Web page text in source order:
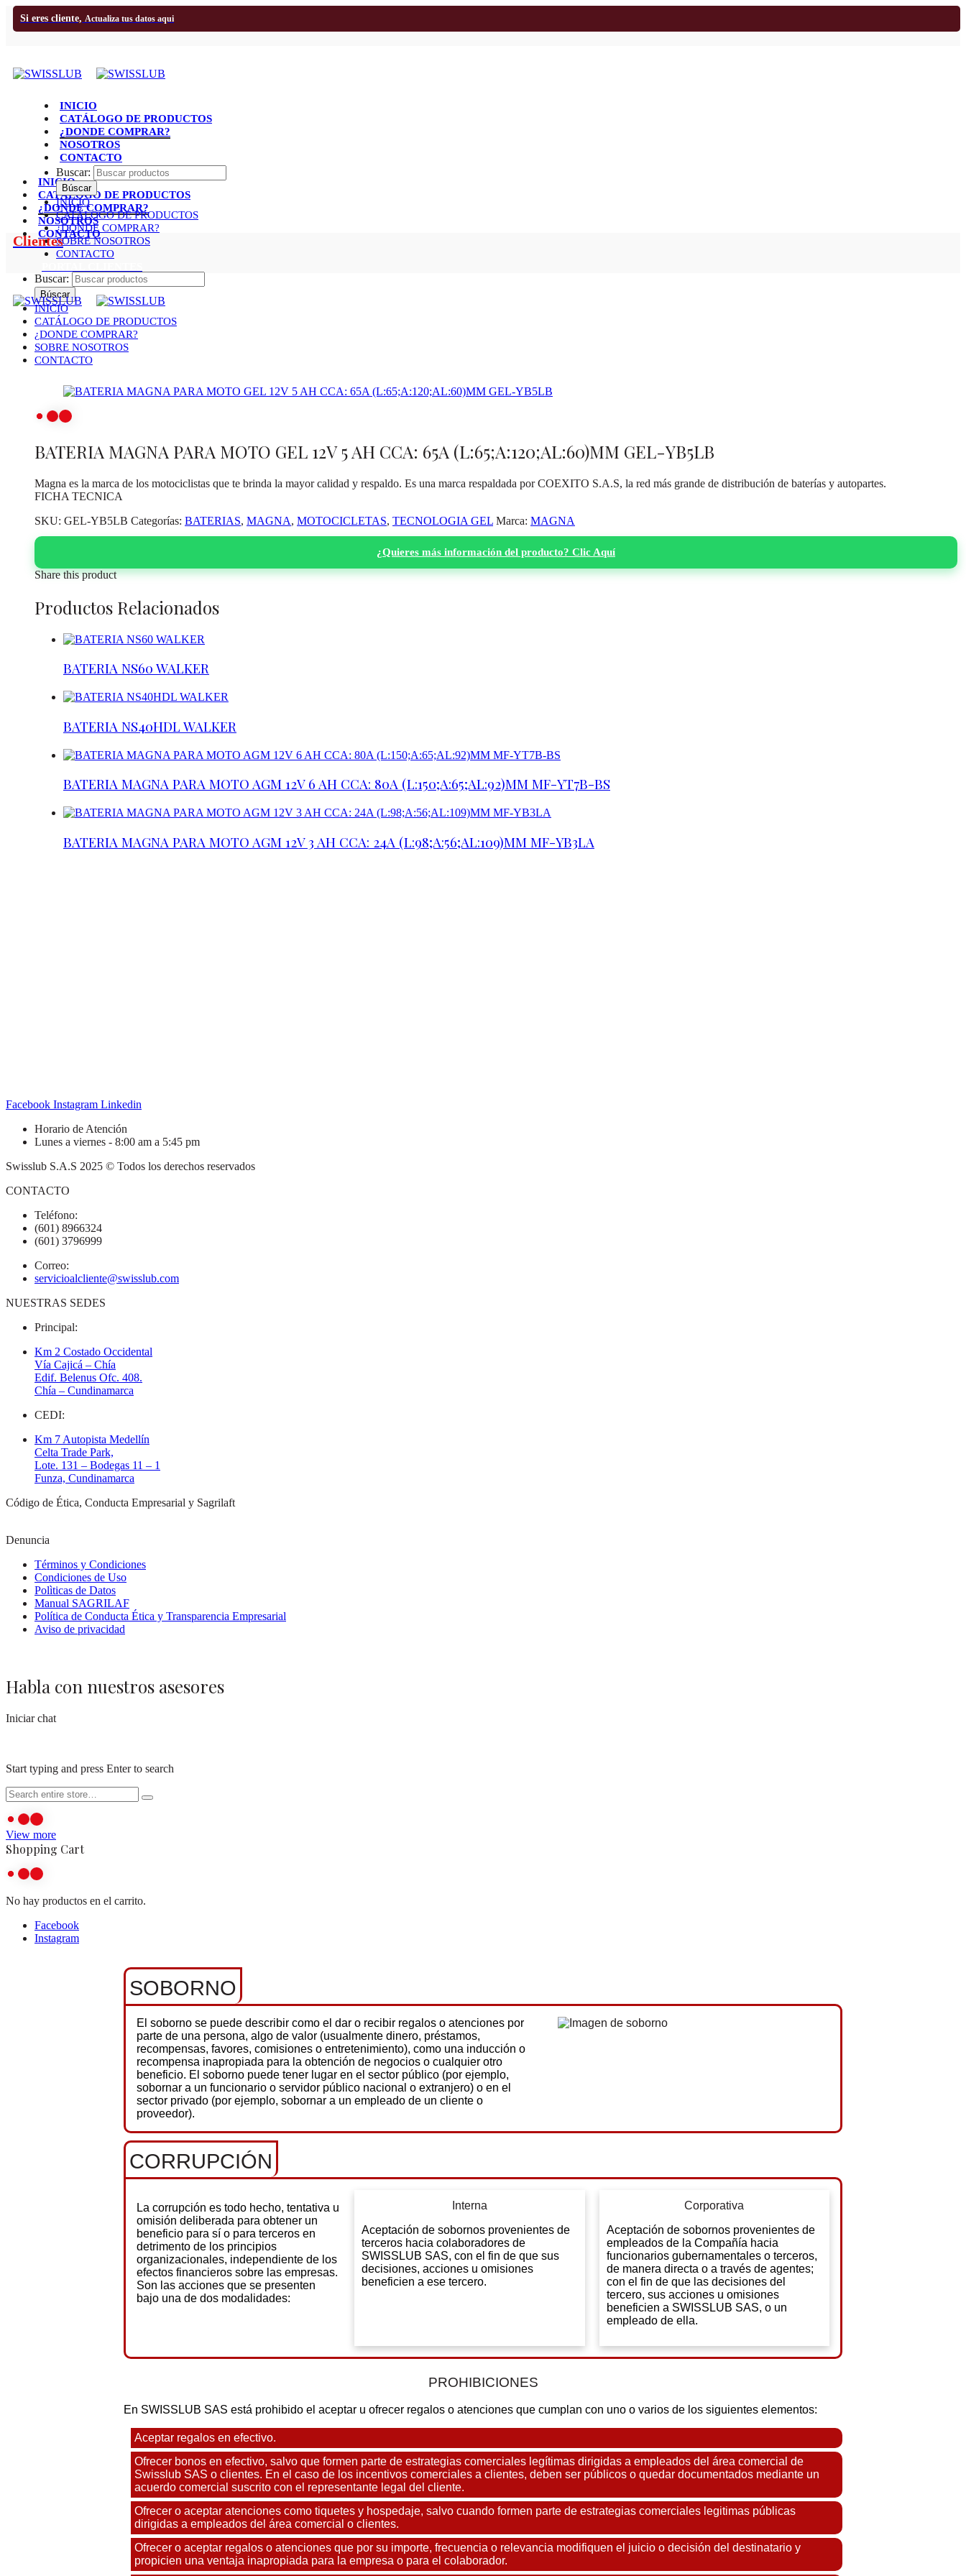
Si eres cliente, Actualiza tus datos aqui
INICIO
CATÁLOGO DE PRODUCTOS
¿DONDE COMPRAR?
NOSOTROS
CONTACTO
INICIO
CATÁLOGO DE PRODUCTOS
¿DONDE COMPRAR?
NOSOTROS
CONTACTO
Buscar:
INICIO
CATÁLOGO DE PRODUCTOS
¿DONDE COMPRAR?
SOBRE NOSOTROS
CONTACTO
Buscar:
INICIO
CATÁLOGO DE PRODUCTOS
¿DONDE COMPRAR?
SOBRE NOSOTROS
CONTACTO
Clientes
BATERIA MAGNA PARA MOTO GEL 12V 5 AH CCA: 65A (L:65;A:120;AL:60)MM GEL-YB5LB
Magna es la marca de los motociclistas que te brinda la mayor calidad y respaldo. Es una marca respaldada por COEXITO S.A.S, la red más grande de distribución de baterías y autopartes.
FICHA TECNICA
SKU: GEL-YB5LB Categorías: BATERIAS, MAGNA, MOTOCICLETAS, TECNOLOGIA GEL Marca: MAGNA
¿Quieres más información del producto? Clic Aquí
Share this product
Productos Relacionados
BATERIA NS60 WALKER
BATERIA NS40HDL WALKER
BATERIA MAGNA PARA MOTO AGM 12V 6 AH CCA: 80A (L:150;A:65;AL:92)MM MF-YT7B-BS
BATERIA MAGNA PARA MOTO AGM 12V 3 AH CCA: 24A (L:98;A:56;AL:109)MM MF-YB3LA
Facebook Instagram Linkedin
Horario de Atención
Lunes a viernes - 8:00 am a 5:45 pm
Swisslub S.A.S 2025 © Todos los derechos reservados
CONTACTO
Teléfono:
(601) 8966324
(601) 3796999
Correo:
servicioalcliente@swisslub.com
NUESTRAS SEDES
Principal:
Km 2 Costado Occidental
Vía Cajicá – Chía
Edif. Belenus Ofc. 408.
Chía – Cundinamarca
CEDI:
Km 7 Autopista Medellín
Celta Trade Park,
Lote. 131 – Bodegas 11 – 1
Funza, Cundinamarca
Código de Ética, Conducta Empresarial y Sagrilaft
Denuncia
Términos y Condiciones
Condiciones de Uso
Polìticas de Datos
Manual SAGRILAF
Política de Conducta Ética y Transparencia Empresarial
Aviso de privacidad
Habla con nuestros asesores
Iniciar chat
Start typing and press Enter to search
View more
Shopping Cart
No hay productos en el carrito.
Facebook
Instagram
SOBORNO
El soborno se puede describir como el dar o recibir regalos o atenciones por
parte de una persona, algo de valor (usualmente dinero, préstamos,
recompensas, favores, comisiones o entretenimiento), como una inducción o
recompensa inapropiada para la obtención de negocios o cualquier otro
beneficio. El soborno puede tener lugar en el sector público (por ejemplo,
sobornar a un funcionario o servidor público nacional o extranjero) o en el
sector privado (por ejemplo, sobornar a un empleado de un cliente o
proveedor).
CORRUPCIÓN
La corrupción es todo hecho, tentativa u
omisión deliberada para obtener un
beneficio para sí o para terceros en
detrimento de los principios
organizacionales, independiente de los
efectos financieros sobre las empresas.
Son las acciones que se presenten
bajo una de dos modalidades:
Interna
Aceptación de sobornos provenientes de
terceros hacia colaboradores de
SWISSLUB SAS, con el fin de que sus
decisiones, acciones u omisiones
beneficien a ese tercero.
Corporativa
Aceptación de sobornos provenientes de
empleados de la Compañía hacia
funcionarios gubernamentales o terceros,
de manera directa o a través de agentes;
con el fin de que las decisiones del
tercero, sus acciones u omisiones
beneficien a SWISSLUB SAS, o un
empleado de ella.
PROHIBICIONES
En SWISSLUB SAS está prohibido el aceptar u ofrecer regalos o atenciones que cumplan con uno o varios de los siguientes elementos:
Aceptar regalos en efectivo.
Ofrecer bonos en efectivo, salvo que formen parte de estrategias comerciales legítimas dirigidas a empleados del área comercial de
Swisslub SAS o clientes. En el caso de los incentivos comerciales a clientes, deben ser públicos o quedar documentados mediante un
acuerdo comercial suscrito con el representante legal del cliente.
Ofrecer o aceptar atenciones como tiquetes y hospedaje, salvo cuando formen parte de estrategias comerciales legitimas públicas
dirigidas a empleados del área comercial o clientes.
Ofrecer o aceptar regalos o atenciones que por su importe, frecuencia o relevancia modifiquen el juicio o decisión del destinatario y
propicien una ventaja inapropiada para la empresa o para el colaborador.